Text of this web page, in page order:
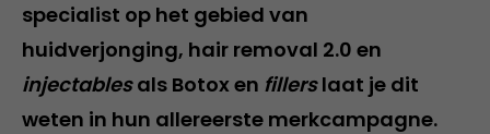
specialist op het gebied van
huidverjonging, hair removal 2.0 en
injectablesals Botox en fillerslaat je dit
weten in hun allereerste merkcampagne.